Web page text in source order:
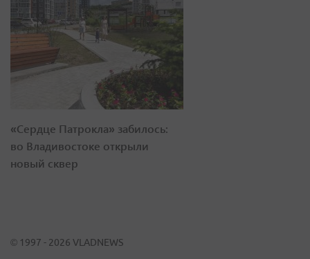
«Сердце Патрокла» забилось:
во Владивостоке открыли
новый сквер
© 1997 - 2026 VLADNEWS